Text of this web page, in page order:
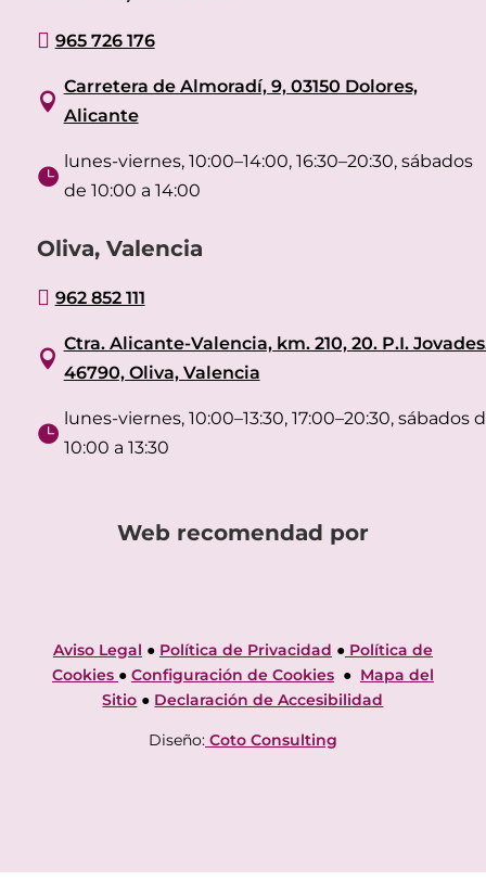
 965 726 176

Carretera de Almoradí, 9, 03150 Dolores,
Alicante

lunes-viernes, 10:00–14:00, 16:30–20:30, sábados
de 10:00 a 14:00
Oliva, Valencia
 962 852 111

Ctra. Alicante-Valencia, km. 210, 20. P.I.
46790, Oliva, Valencia

lunes-viernes, 10:00–13:30, 17:00–20:30, sábados
10:00 a 13:30
Web recomendad por
Aviso Legal ● Política de Privacidad ●Política de
Cookies ● Configuración de Cookies ● Mapa del
Sitio ● Declaración de Accesibilidad
Diseño: Coto Consulting